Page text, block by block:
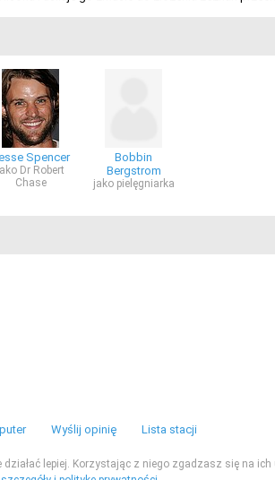
Spencer
Dr Robert
Chase
Bobbin
Bergstrom
jako pielęgniarka
Wyślij opinię Lista stacji
lepiej. Korzystając z niego zgadzasz się na ich